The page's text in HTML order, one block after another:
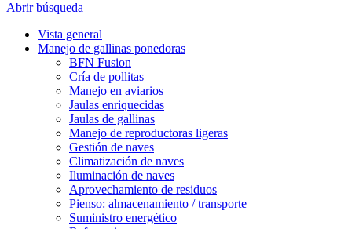
Abrir búsqueda
Vista general
Manejo de gallinas ponedoras
BFN Fusion
Cría de pollitas
Manejo en aviarios
Jaulas enriquecidas
Jaulas de gallinas
Manejo de reproductoras ligeras
Gestión de naves
Climatización de naves
Iluminación de naves
Aprovechamiento de residuos
Pienso: almacenamiento / transporte
Suministro energético